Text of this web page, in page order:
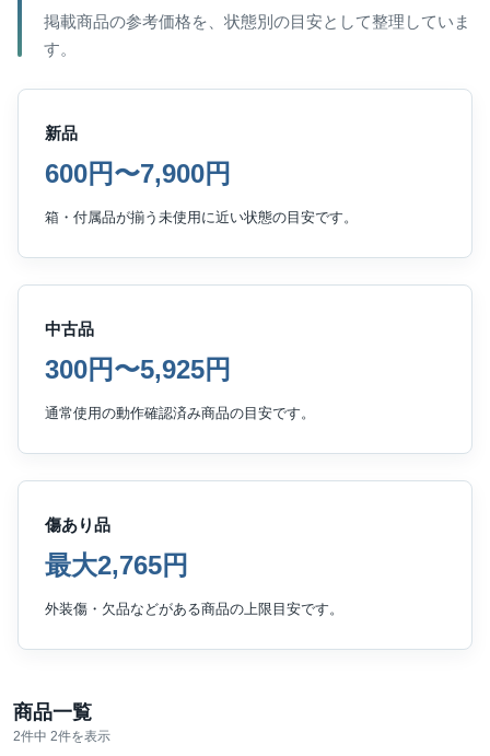
掲載商品の参考価格を、状態別の目安として整理していま
す。
新品
600円〜7,900円
箱・付属品が揃う未使用に近い状態の目安です。
中古品
300円〜5,925円
通常使用の動作確認済み商品の目安です。
傷あり品
最大2,765円
外装傷・欠品などがある商品の上限目安です。
商品一覧
2件中 2件を表示